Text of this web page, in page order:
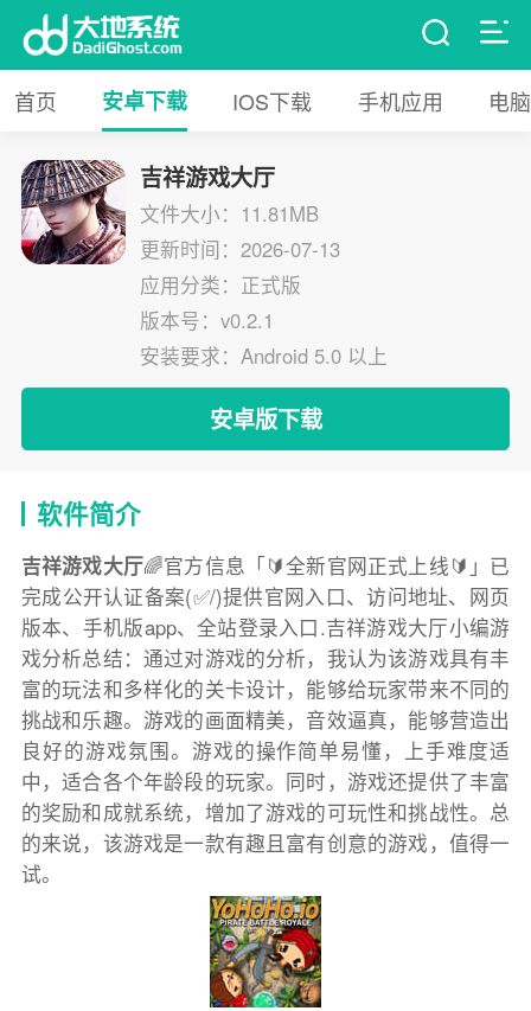
首页 安卓下载 IOS下载 手机应用 电
吉祥游戏大厅
文件大小：11.81MB
更新时间：2026-07-13
应用分类：正式版
版本号：v0.2.1
安装要求：Android 5.0 以上
安卓版下载
软件简介
吉祥游戏大厅🌈官方信息「🔰全新官网正式上线🔰」已
完成公开认证备案(✅/)提供官网入口、访问地址、网页
版本、手机版app、全站登录入口.吉祥游戏大厅小编游
戏分析总结：通过对游戏的分析，我认为该游戏具有丰
富的玩法和多样化的关卡设计，能够给玩家带来不同的
挑战和乐趣。游戏的画面精美，音效逼真，能够营造出
良好的游戏氛围。游戏的操作简单易懂，上手难度适
中，适合各个年龄段的玩家。同时，游戏还提供了丰富
的奖励和成就系统，增加了游戏的可玩性和挑战性。总
的来说，该游戏是一款有趣且富有创意的游戏，值得一
试。